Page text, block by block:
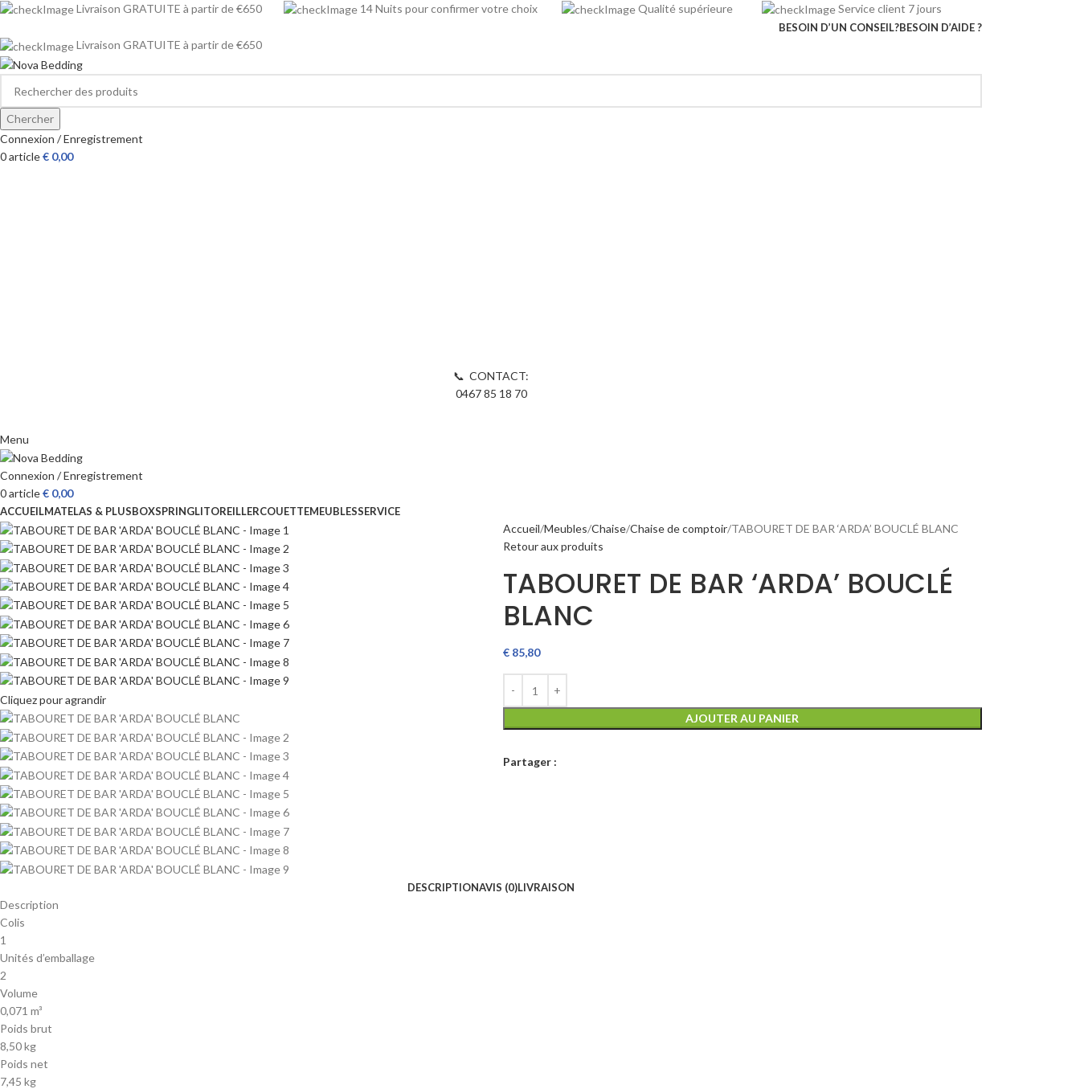
Livraison GRATUITE à partir de €650 14 Nuits pour confirmer votre choix Qualité supérieure Service client 7 jours
BESOIN D’UN CONSEIL?BESOIN D’AIDE ?
Livraison GRATUITE à partir de €650
Chercher
Connexion / Enregistrement
0article€ 0,00
📞 CONTACT:
0467 85 18 70
Menu
Connexion / Enregistrement
0article€ 0,00
ACCUEILMATELAS & PLUSBOXSPRINGLITOREILLERCOUETTEMEUBLESSERVICE
Cliquez pour agrandir
Accueil Meubles Chaise Chaise de comptoir TABOURET DE BAR ‘ARDA’ BOUCLÉ BLANC
Retour aux produits
TABOURET DE BAR ‘ARDA’ BOUCLÉ
BLANC
€85,80
AJOUTER AU PANIER
Partager :
DESCRIPTIONAVIS (0)LIVRAISON
Description
Colis
1
Unités d’emballage
2
Volume
0,071 m³
Poids brut
8,50 kg
Poids net
7,45 kg